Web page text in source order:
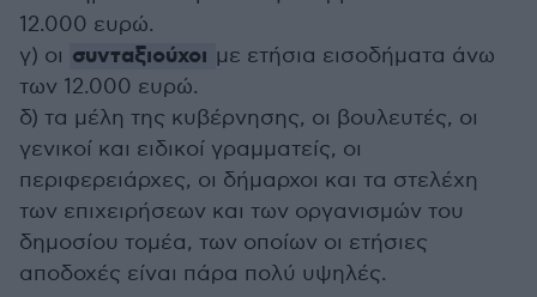
12.000 ευρώ.
γ) οι συνταξιούχοι με ετήσια εισοδήματα άνω
των 12.000 ευρώ.
δ) τα μέλη της κυβέρνησης, οι βουλευτές, οι
γενικοί και ειδικοί γραμματείς, οι
περιφερειάρχες, οι δήμαρχοι και τα στελέχη
των επιχειρήσεων και των οργανισμών του
δημοσίου τομέα, των οποίων οι ετήσιες
αποδοχές είναι πάρα πολύ υψηλές.